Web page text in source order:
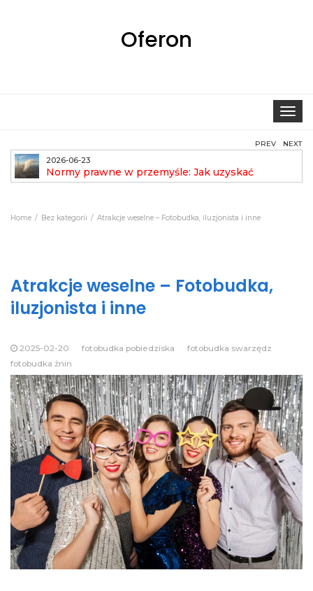
Oferon
Toggle
2026-06-23
Normy prawne w przemyśle: Jak uzyskać
pozwolenie na emisję?
PREV NEXT
Home Bez kategorii Atrakcje weselne – Fotobudka, iluzjonista i inne
Atrakcje weselne – Fotobudka,
iluzjonista i inne
2025-02-20 fotobudka pobiedziska
fotobudka swarzędz
fotobudka żnin